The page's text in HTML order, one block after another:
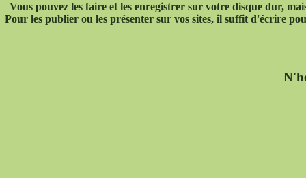
Vous pouvez les faire et les enregistrer sur votre disque dur,
Pour les publier ou les présenter sur vos sites, il suffit d'écrire